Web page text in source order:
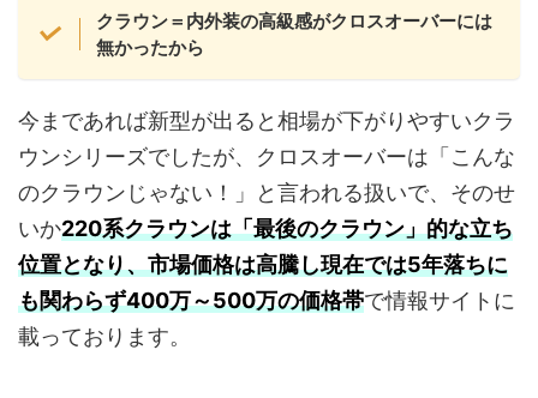
クラウン＝内外装の高級感がクロスオーバーには
無かったから
今まであれば新型が出ると相場が下がりやすいクラ
ウンシリーズでしたが、クロスオーバーは「こんな
のクラウンじゃない！」と言われる扱いで、そのせ
いか220系クラウンは「最後のクラウン」的な立ち
位置となり、市場価格は高騰し現在では5年落ちに
も関わらず400万～500万の価格帯で情報サイトに
載っております。